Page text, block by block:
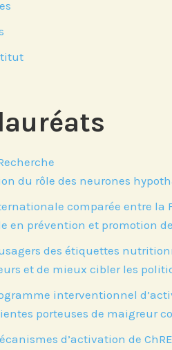
du rôle des neurones
comparée entre la
en prévention et promotion
des étiquettes
et de mieux cibler les
interventionnel
porteuses de maigreur
d’activation de